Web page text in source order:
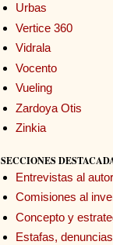
Urbas
Vertice 360
Vidrala
Vocento
Vueling
Zardoya Otis
Zinkia
SECCIONES
Entrevistas al autor
Comisiones al
Concepto y
Estafas,